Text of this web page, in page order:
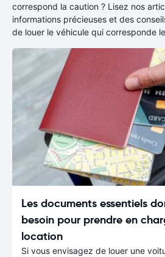
correspond la caution ? Lisez nos
informations précieuses et des
de louer le véhicule qui corresponde
Les documents essentiels
besoin pour prendre en
location
Si vous envisagez de louer une